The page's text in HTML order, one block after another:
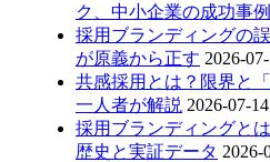
ク、中小企業の成功事例
採用ブランディングの
が原義から正す 2026-
共感採用とは？限界と
一人者が解説 2026-07-14
採用ブランディングと
歴史と実証データ 2026-